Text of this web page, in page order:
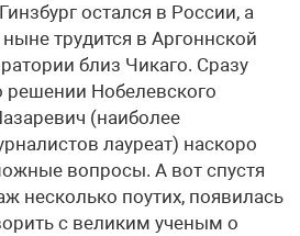
остался в России, а
трудится в Аргоннской
близ Чикаго. Сразу
решении Нобелевского
(наиболее
лауреат) наскоро
вопросы. А вот спустя
несколько поутих, появилась
с великим ученым о